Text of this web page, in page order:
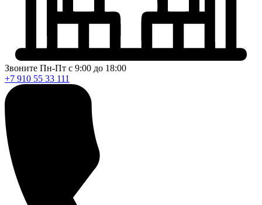
Звоните Пн-Пт с 9:00 до 18:00
+7 910 55 33 111